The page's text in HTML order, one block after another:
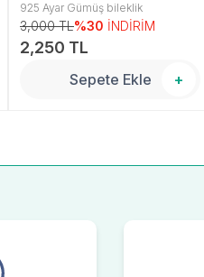
925 Ayar Gümüş bileklik
3,000 TL%30 İNDİRİM
2,250 TL
Sepete Ekle +